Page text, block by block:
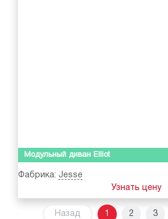
Модульный диван Elliot
Фабрика: Jesse
Узнать цену
Назад 1 2 3